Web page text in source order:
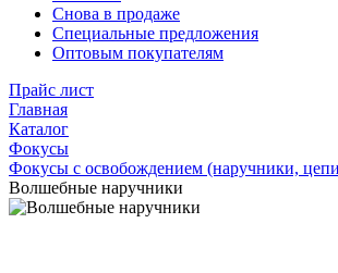
Снова в продаже
Специальные предложения
Оптовым покупателям
Прайс лист
Главная
Каталог
Фокусы
Фокусы с освобождением (наручники,
Волшебные наручники